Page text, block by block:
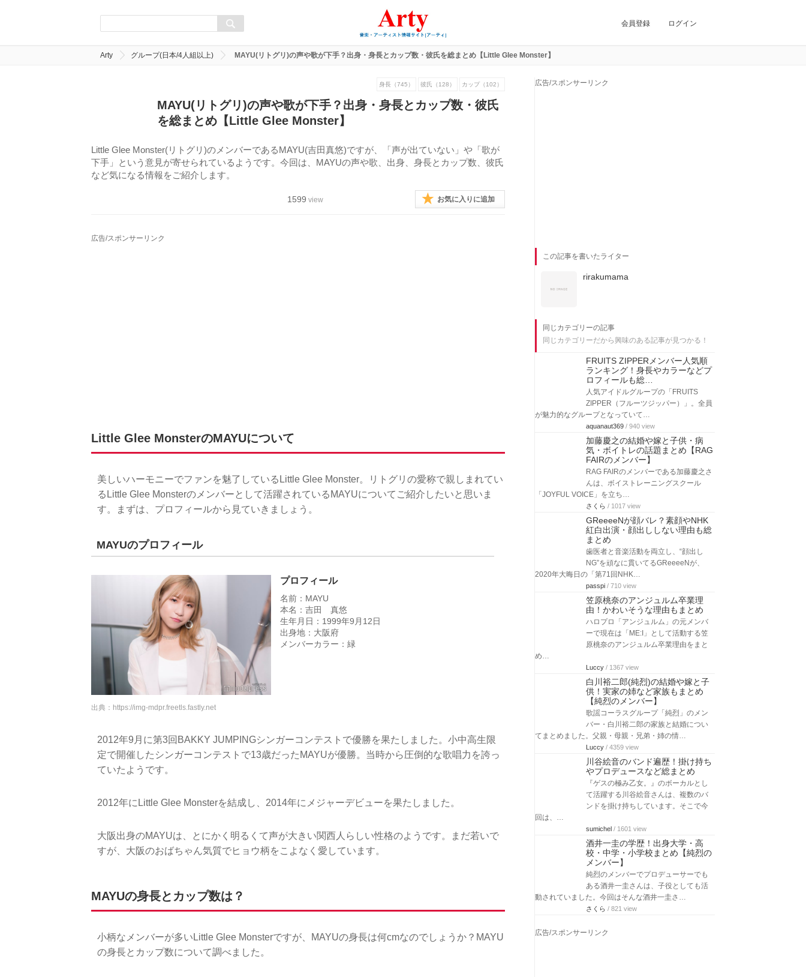
会員登録 ログイン
Arty グループ(日本/4人組以上) MAYU(リトグリ)の声や歌が下手？出身・身長とカップ数・彼氏を総まとめ【Little Glee Monster】
身長（745） 彼氏（128） カップ（102）
MAYU(リトグリ)の声や歌が下手？出身・身長とカップ数・彼氏
を総まとめ【Little Glee Monster】
Little Glee Monster(リトグリ)のメンバーであるMAYU(吉田真悠)ですが、「声が出ていない」や「歌が
下手」という意見が寄せられているようです。今回は、MAYUの声や歌、出身、身長とカップ数、彼氏
など気になる情報をご紹介します。
1599 view お気に入りに追加
広告/スポンサーリンク
Little Glee MonsterのMAYUについて
美しいハーモニーでファンを魅了しているLittle Glee Monster。リトグリの愛称で親しまれてい
るLittle Glee Monsterのメンバーとして活躍されているMAYUについてご紹介したいと思いま
す。まずは、プロフィールから見ていきましょう。
MAYUのプロフィール
プロフィール
名前：MAYU
本名：吉田 真悠
生年月日：1999年9月12日
出身地：大阪府
メンバーカラー：緑
出典： https://img-mdpr.freetls.fastly.net
2012年9月に第3回BAKKY JUMPINGシンガーコンテストで優勝を果たしました。小中高生限
定で開催したシンガーコンテストで13歳だったMAYUが優勝。当時から圧倒的な歌唱力を誇っ
ていたようです。
2012年にLittle Glee Monsterを結成し、2014年にメジャーデビューを果たしました。
大阪出身のMAYUは、とにかく明るくて声が大きい関西人らしい性格のようです。まだ若いで
すが、大阪のおばちゃん気質でヒョウ柄をこよなく愛しています。
MAYUの身長とカップ数は？
小柄なメンバーが多いLittle Glee Monsterですが、MAYUの身長は何cmなのでしょうか？MAYU
の身長とカップ数について調べました。
広告/スポンサーリンク
この記事を書いたライター
rirakumama
同じカテゴリーの記事
同じカテゴリーだから興味のある記事が見つかる！
FRUITS ZIPPERメンバー人気順
ランキング！身長やカラーなどプ
ロフィールも総…
人気アイドルグループの「FRUITS
ZIPPER（フルーツジッパー）」。全員
が魅力的なグループとなっていて…
aquanaut369 / 940 view
加藤慶之の結婚や嫁と子供・病
気・ボイトレの話題まとめ【RAG
FAIRのメンバー】
RAG FAIRのメンバーである加藤慶之さ
んは、ボイストレーニングスクール
「JOYFUL VOICE」を立ち…
さくら / 1017 view
GReeeeNが顔バレ？素顔やNHK
紅白出演・顔出ししない理由も総
まとめ
歯医者と音楽活動を両立し、“顔出し
NG”を頑なに貫いてるGReeeeNが、
2020年大晦日の「第71回NHK…
passpi / 710 view
笠原桃奈のアンジュルム卒業理
由！かわいそうな理由もまとめ
ハロプロ「アンジュルム」の元メンバ
ーで現在は「ME:I」として活動する笠
原桃奈のアンジュルム卒業理由をまと
め…
Luccy / 1367 view
白川裕二郎(純烈)の結婚や嫁と子
供！実家の姉など家族もまとめ
【純烈のメンバー】
歌謡コーラスグループ「純烈」のメン
バー・白川裕二郎の家族と結婚につい
てまとめました。父親・母親・兄弟・姉の情…
Luccy / 4359 view
川谷絵音のバンド遍歴！掛け持ち
やプロデュースなど総まとめ
『ゲスの極み乙女。』のボーカルとし
て活躍する川谷絵音さんは、複数のバ
ンドを掛け持ちしています。そこで今
回は、…
sumichel / 1601 view
酒井一圭の学歴！出身大学・高
校・中学・小学校まとめ【純烈の
メンバー】
純烈のメンバーでプロデューサーでも
ある酒井一圭さんは、子役としても活
動されていました。今回はそんな酒井一圭さ…
さくら / 821 view
広告/スポンサーリンク